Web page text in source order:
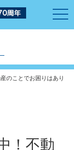
のことでお困りはあり
！不動